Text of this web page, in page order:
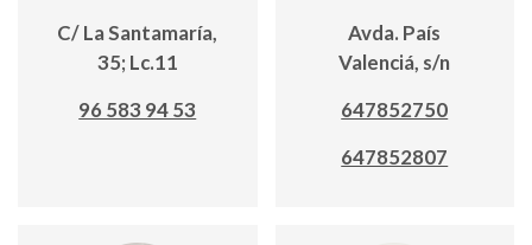
C/ La Santamaría,
35; Lc.11
96 583 94 53
Avda. País
Valenciá, s/n
647852750
647852807